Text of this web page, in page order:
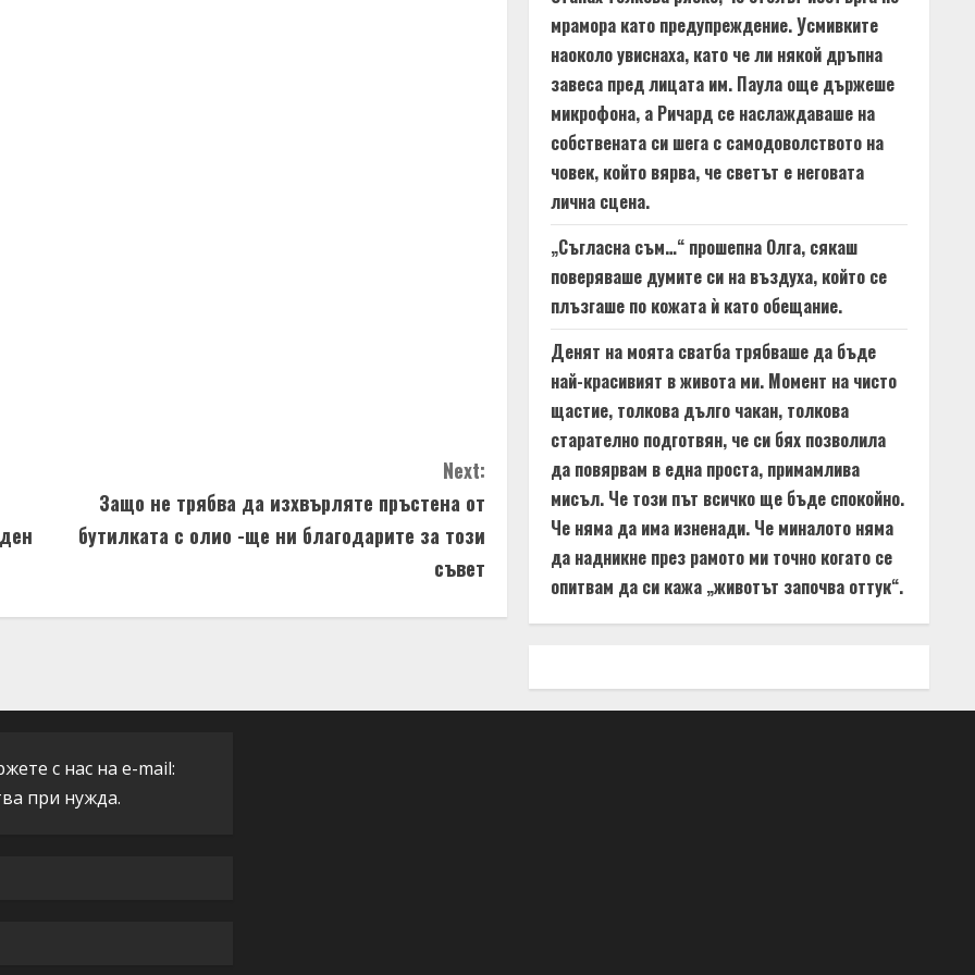
Next:
Защо не трябва да изхвърляте пръстена от
бутилката с олио -ще ни благодарите за този
съвет
мрамора като предупреждение. Усмивките
наоколо увиснаха, като че ли някой дръпна
завеса пред лицата им. Паула още държеше
микрофона, а Ричард се наслаждаваше на
собствената си шега с самодоволството на
човек, който вярва, че светът е неговата
лична сцена.
„Съгласна съм…“ прошепна Олга, сякаш
поверяваше думите си на въздуха, който се
плъзгаше по кожата ѝ като обещание.
Денят на моята сватба трябваше да бъде
най-красивият в живота ми. Момент на чисто
щастие, толкова дълго чакан, толкова
старателно подготвян, че си бях позволила
да повярвам в една проста, примамлива
мисъл. Че този път всичко ще бъде спокойно.
Че няма да има изненади. Че миналото няма
да надникне през рамото ми точно когато се
опитвам да си кажа „животът започва оттук“.
с нас на e-mail:
при нужда.